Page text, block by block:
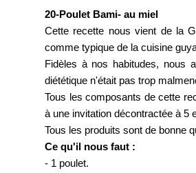
20-Poulet Bami- au miel
Cette recette nous vient de la
comme typique de la cuisine
Fidèles à nos habitudes, nous
diététique n'était pas trop
Tous les composants de cette
à une invitation décontractée à 5
Tous les produits sont de bonne
Ce qu'il nous faut :
- 1 poulet.